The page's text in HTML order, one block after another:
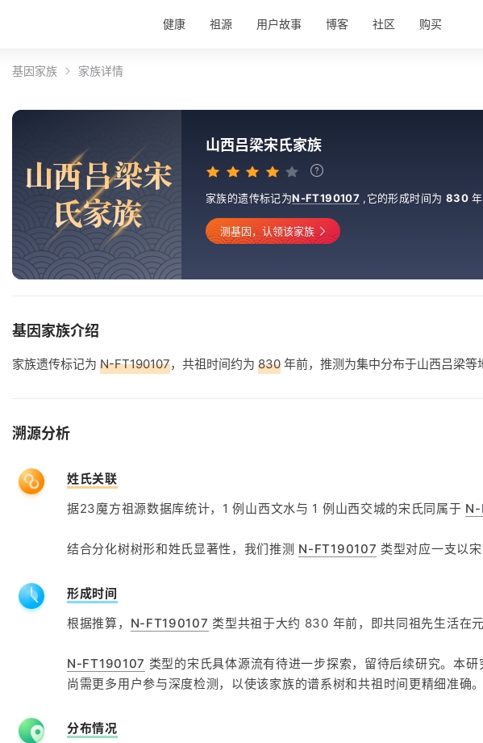
健康 祖源 用户故事 博客 社区 购买
基因家族 家族详情
山西吕梁宋
氏家族
山西吕梁宋氏家族
家族的遗传标记为N-FT190107 ,它的形成时间为 830
测基因，认领该家族
基因家族介绍
家族遗传标记为 N-FT190107，共祖时间约为 830 年前，推测为集中分布于山西吕梁等
溯源分析
姓氏关联
据23魔方祖源数据库统计，1 例山西文水与 1 例山西交城的宋氏同属于
结合分化树树形和姓氏显著性，我们推测 N-FT190107 类型对应一支以
形成时间
根据推算， N-FT190107 类型共祖于大约 830 年前，即共同祖先生活在
N-FT190107 类型的宋氏具体源流有待进一步探索，留待后续研究。本
尚需更多用户参与深度检测，以使该家族的谱系树和共祖时间更精细准确
分布情况